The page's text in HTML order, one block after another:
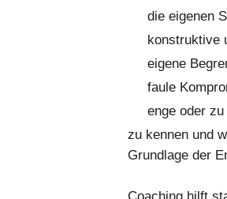
die eigenen
konstruktive
eigene
faule
enge oder
zu kennen und
Grundlage der